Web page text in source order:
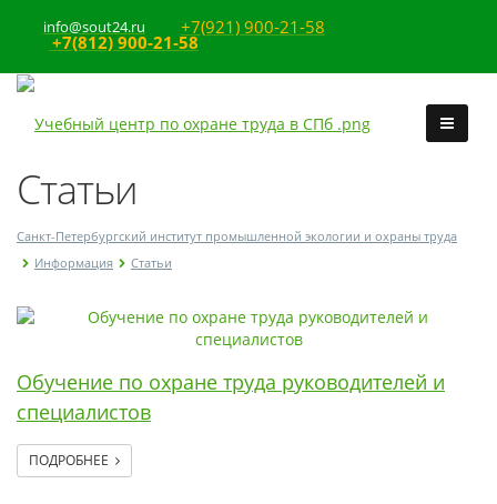
info@sout24.ru +7(921) 900-21-58
+7(812) 900-21-58
Статьи
Санкт-Петербургский институт промышленной экологии и охраны труда
Информация
Статьи
Обучение по охране труда руководителей и
специалистов
ПОДРОБНЕЕ